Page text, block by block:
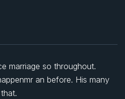
marriage so throughout.
an before. His many